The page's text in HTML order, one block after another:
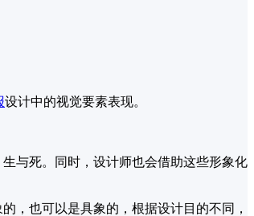
设计中的视觉要素表现。
与死。同时，设计师也会借助这些形象化
，也可以是具象的，根据设计目的不同，